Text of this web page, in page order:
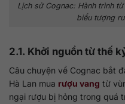
Lịch sử Cognac: Hành trình
biểu tượng
2.1. Khởi nguồn từ thế
Câu chuyện về Cognac bắt
Hà Lan mua rượu vang từ
ngại rượu bị hỏng trong quá